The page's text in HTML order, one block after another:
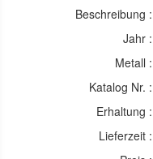
Beschreibung :
Jahr :
Metall :
Katalog Nr. :
Erhaltung :
Lieferzeit :